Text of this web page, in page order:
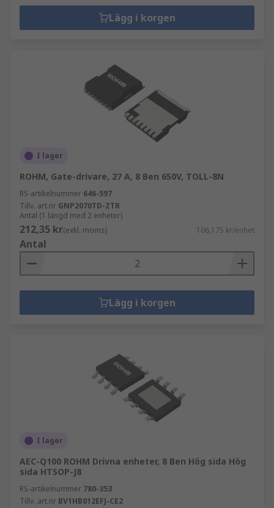
Lägg i korgen
I lager
ROHM, Gate-drivare, 27 A, 8 Ben 650V, TOLL-8N
RS-artikelnummer 646-597
Tillv. art.nr GNP2070TD-ZTR
Antal (1 längd med 2 enheter)
212,35 kr(exkl. moms) 106,175 kr/enhet
Antal
Lägg i korgen
I lager
AEC-Q100 ROHM Drivna enheter, 8 Ben Hög sida Hög
sida HTSOP-J8
RS-artikelnummer 780-353
Tillv. art.nr BV1HB012EFJ-CE2